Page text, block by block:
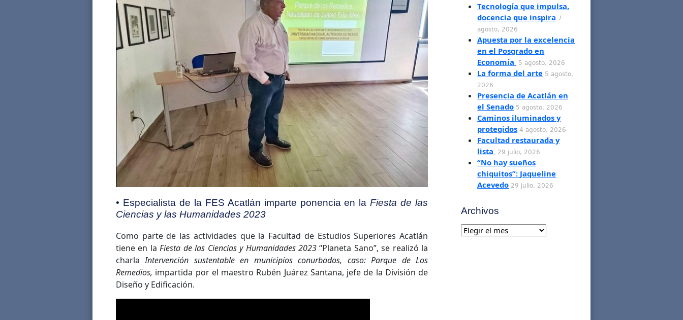
• Especialista de la FES Acatlán imparte ponencia en laFiesta de las
Ciencias y las Humanidades 2023
Como parte de las actividades que la Facultad de Estudios Superiores Acatlán
tiene en laFiesta de las Ciencias y Humanidades 2023“Planeta Sano”, se realizó la
charlaIntervención sustentable en municipios conurbados, caso: Parque de Los
Remedios, impartida por el maestro Rubén Juárez Santana, jefe de la División de
Diseño y Edificación.
Tecnología que impulsa,
docencia que inspira 7
agosto, 2026
Apuesta por la excelencia
en el Posgrado en
Economía
5 agosto, 2026
La forma del arte 5 agosto,
2026
Presencia de Acatlán en
el Senado 5 agosto, 2026
Caminos iluminados y
protegidos 4 agosto, 2026
Facultad restaurada y
lista
29 julio, 2026
“No hay sueños
chiquitos”: Jaqueline
Acevedo 29 julio, 2026
Archivos
Archivos